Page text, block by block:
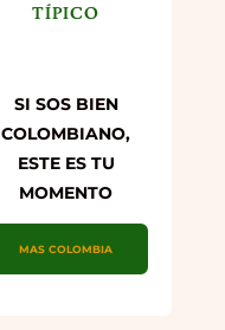
TÍPICO
SI SOS BIEN
COLOMBIANO,
ESTE ES TU
MOMENTO
MAS COLOMBIA